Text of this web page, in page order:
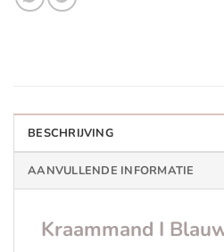
BESCHRIJVING
AANVULLENDE INFORMATIE
Kraammand I